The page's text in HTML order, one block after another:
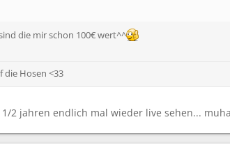
die mir schon 100€ wert^^
die Hosen <33
2 jahren endlich mal wieder live sehen...